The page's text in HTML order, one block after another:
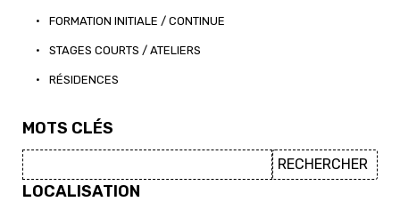
• FORMATION INITIALE / CONTINUE
• STAGES COURTS / ATELIERS
• RÉSIDENCES
MOTS CLÉS
LOCALISATION